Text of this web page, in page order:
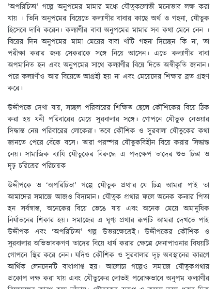
'অপরিচিতা' গল্পে অনুপমের মামার মধ্যে যৌতুকলোভী মনোভাব লক্ষ করা
যায় । তিনি অনুপমের বিয়েতে কল্যাণীর বাবার কাছে অর্থ ও গহনা, যৌতুক
হিসেবে দাবি করেন। কল্যাণীর বাবা অনুপমের মামার সব কথা মেনে নেন ।
বিয়ের দিন অনুপমের মামা মেয়ের বাবা খাঁটি গহনা দিচ্ছেন কি না, তা
পরীক্ষা করার জন্য সেকরাকে সঙ্গে নিয়ে আসেন। এতে কল্যাণীর বাবা
অপমানিত হন এবং অনুপমের সাথে কল্যাণীর বিয়ে দিতে অস্বীকৃতি জানান।
পরে কল্যাণীও আর বিয়েতে আগ্রহী হয় না এবং মেয়েদের শিক্ষার ব্রত গ্রহণ
করে।
উদ্দীপকে দেখা যায়, সচ্ছল পরিবারের শিক্ষিত ছেলে কৌশিকের বিয়ে ঠিক
করা হয় ধনী পরিবারের মেয়ে সুরবালার সঙ্গে। গোপনে যৌতুক নেওয়ার
সিদ্ধান্ত নেয় পরিবারের লোকেরা। তবে কৌশিক ও সুরবালা যৌতুকের কথা
জানতে পেরে বেঁকে বসে। তারা পরস্পর যৌতুকবিহীন বিয়ে করার সিদ্ধান্ত
নেয়। সামাজিক ব্যাধি যৌতুকের বিরুদ্ধে এ পদক্ষেপ তাদের শুভ চিন্তা ও
দৃঢ় চরিত্রের পরিচায়ক
উদ্দীপকে ও ‘অপরিচিতা' গল্পে যৌতুক প্রথার যে চিত্র আমরা পাই তা
আমাদের সমাজে আজও বিদ্যমান। যৌতুক প্রথার ফলে অনেক কন্যার পিতা
হন সর্বস্বান্ত, অনেকের বিয়ে ভেঙে যায় এবং অনেক মেয়ে অমানুষিক
নির্যাতনের শিকার হয়। সমাজের এ ঘৃণ্য প্রথার রূপটি আমরা দেখতে পাই
উদ্দীপক এবং ‘অপরিচিতা' গল্প উভয়ক্ষেত্রেই। উদ্দীপকের কৌশিক ও
সুরবালার অভিভাবকগণ তাদের বিয়ে ধার্য করার ক্ষেত্রে দেনাপাওনার বিষয়টি
গোপনে স্থির করে নেন। যদিও কৌশিক ও সুরবালার দৃঢ় অবস্থানের কারণে
আর্থিক লেনদেনটি বাধাপ্রাপ্ত হয়। আলোচ্য গল্পেও সমাজে যৌতুকপ্রথার
প্রকোপ লক্ষ করা যায় এবং যৌতুকের লোভই পরোক্ষভাবে অনুপম কল্যাণীর